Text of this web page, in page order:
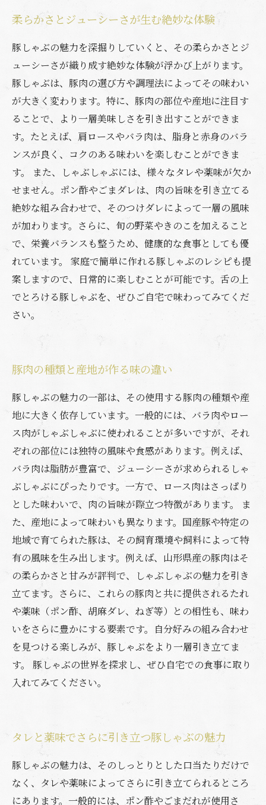
柔らかさとジューシーさが生む絶妙な体験
豚しゃぶの魅力を深掘りしていくと、その柔らかさとジ
ューシーさが織り成す絶妙な体験が浮かび上がります。
豚しゃぶは、豚肉の選び方や調理法によってその味わい
が大きく変わります。特に、豚肉の部位や産地に注目す
ることで、より一層美味しさを引き出すことができま
す。たとえば、肩ロースやバラ肉は、脂身と赤身のバラ
ンスが良く、コクのある味わいを楽しむことができま
す。 また、しゃぶしゃぶには、様々なタレや薬味が欠か
せません。ポン酢やごまダレは、肉の旨味を引き立てる
絶妙な組み合わせで、そのつけダレによって一層の風味
が加わります。さらに、旬の野菜やきのこを加えること
で、栄養バランスも整うため、健康的な食事としても優
れています。 家庭で簡単に作れる豚しゃぶのレシピも提
案しますので、日常的に楽しむことが可能です。舌の上
でとろける豚しゃぶを、ぜひご自宅で味わってみてくだ
さい。
豚肉の種類と産地が作る味の違い
豚しゃぶの魅力の一部は、その使用する豚肉の種類や産
地に大きく依存しています。一般的には、バラ肉やロー
ス肉がしゃぶしゃぶに使われることが多いですが、それ
ぞれの部位には独特の風味や食感があります。例えば、
バラ肉は脂肪が豊富で、ジューシーさが求められるしゃ
ぶしゃぶにぴったりです。一方で、ロース肉はさっぱり
とした味わいで、肉の旨味が際立つ特徴があります。 ま
た、産地によって味わいも異なります。国産豚や特定の
地域で育てられた豚は、その飼育環境や飼料によって特
有の風味を生み出します。例えば、山形県産の豚肉はそ
の柔らかさと甘みが評判で、しゃぶしゃぶの魅力を引き
立てます。さらに、これらの豚肉と共に提供されるたれ
や薬味（ポン酢、胡麻ダレ、ねぎ等）との相性も、味わ
いをさらに豊かにする要素です。自分好みの組み合わせ
を見つける楽しみが、豚しゃぶをより一層引き立てま
す。 豚しゃぶの世界を探求し、ぜひ自宅での食事に取り
入れてみてください。
タレと薬味でさらに引き立つ豚しゃぶの魅力
豚しゃぶの魅力は、そのしっとりとした口当たりだけで
なく、タレや薬味によってさらに引き立てられるところ
にあります。一般的には、ポン酢やごまだれが使用さ